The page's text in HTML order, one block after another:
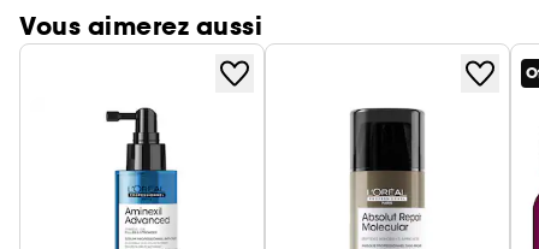
Vous aimerez aussi